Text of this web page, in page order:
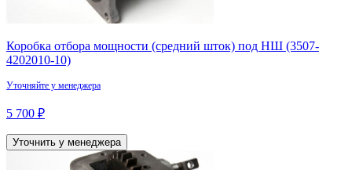
Коробка отбора мощности (средний шток) под НШ (3507-
4202010-10)
Уточняйте у менеджера
5 700 ₽
Уточнить у менеджера